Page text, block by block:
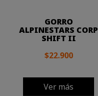
GORRO
ALPINESTARS CORP
SHIFT II
$22.900
Ver más